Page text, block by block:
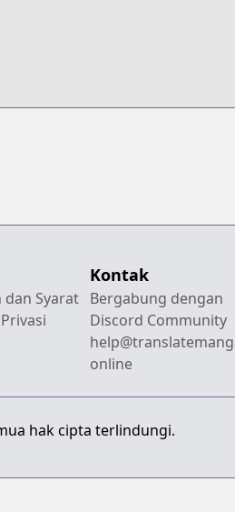
Syarat
Kontak
Bergabung dengan
Discord Community
online
hak cipta terlindungi.